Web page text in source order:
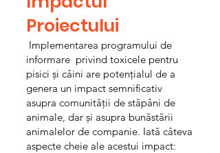
Proiectului
Implementarea programului de
informare privind toxicele pentru
pisici și câini are potențialul de a
genera un impact semnificativ
asupra comunității de stăpâni de
animale, dar și asupra bunăstării
animalelor de companie. Iată câteva
aspecte cheie ale acestui impact: